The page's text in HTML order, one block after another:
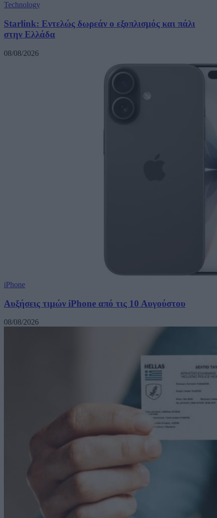
Technology
Starlink: Εντελώς δωρεάν ο εξοπλισμός και πάλι
στην Ελλάδα
08/08/2026
iPhone
Αυξήσεις τιμών iPhone από τις 10 Αυγούστου
08/08/2026